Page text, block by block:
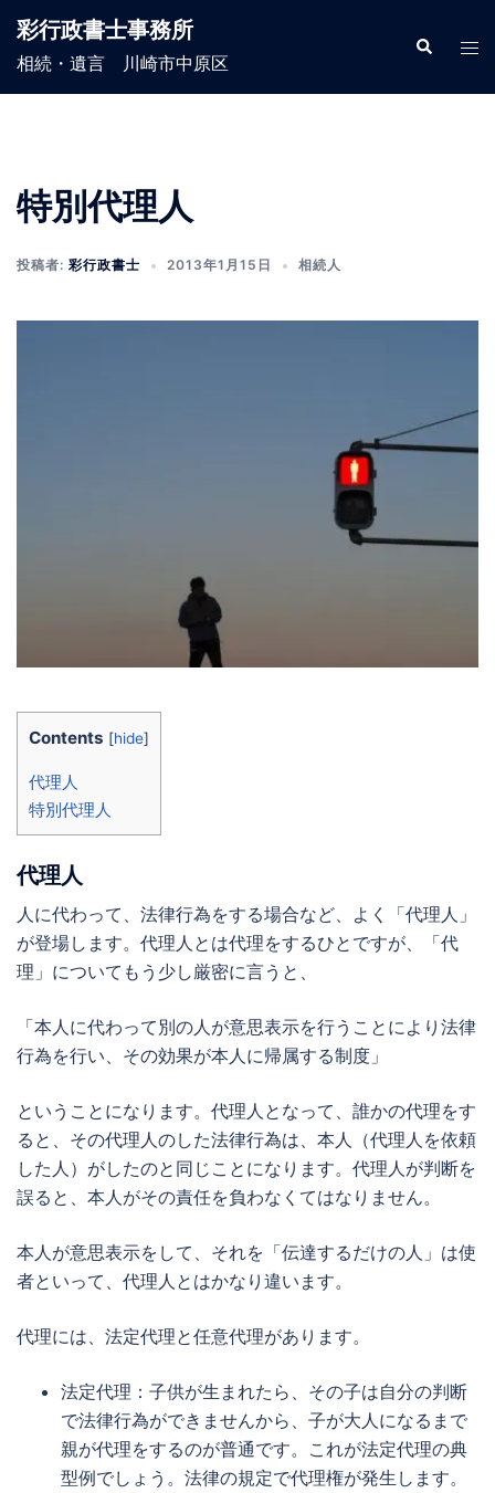
ン
彩行政書士事務所
相続・遺言 川崎市中原区
検
索
ト
特別代理人
投稿者: 彩行政書士 2013年1月15日 相続人
Contents [hide]
代理人
特別代理人
代理人
人に代わって、法律行為をする場合など、よく「代理人」
が登場します。代理人とは代理をするひとですが、「代
理」についてもう少し厳密に言うと、
「本人に代わって別の人が意思表示を行うことにより法律
行為を行い、その効果が本人に帰属する制度」
ということになります。代理人となって、誰かの代理をす
ると、その代理人のした法律行為は、本人（代理人を依頼
した人）がしたのと同じことになります。代理人が判断を
誤ると、本人がその責任を負わなくてはなりません。
本人が意思表示をして、それを「伝達するだけの人」は使
者といって、代理人とはかなり違います。
代理には、法定代理と任意代理があります。
法定代理：子供が生まれたら、その子は自分の判断
で法律行為ができませんから、子が大人になるまで
親が代理をするのが普通です。これが法定代理の典
型例でしょう。法律の規定で代理権が発生します。